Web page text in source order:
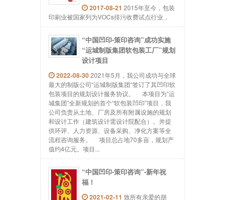
2017-08-21 2015年至今，包装
印刷业被国家列为VOCs排污收费试点行业，
“中国凹印-策印咨询”成功实施
“运城制版集团软包装工厂”规划
设计项目
2022-08-302021年5月，我公司成功与全球
最大的制版公司“运城制版集团“签订了其凹印软
包装项目的规划设计服务协议。 本项目为“运
城集团”全新规划的首个“软包装凹印”项目，我
公司负责从土地、厂房及所有附属设施的规划
和设计工作（建筑设计需设计院配合）。并提
供环评、人力资源、设备采购、净化方案等全
流程咨询服务。 项目总占地70多亩，规划产
值约4亿元。项目...
“中国凹印-策印咨询”-新年祝
福！
2021-02-11 致所有亲爱的朋